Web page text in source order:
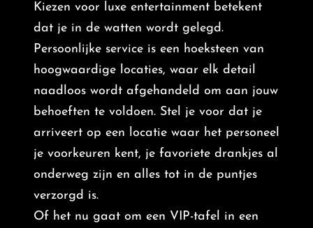
Kiezen voor luxe entertainment betekent
dat je in de watten wordt gelegd.
Persoonlijke service is een hoeksteen van
hoogwaardige locaties, waar elk detail
naadloos wordt afgehandeld om aan jouw
behoeften te voldoen. Stel je voor dat je
arriveert op een locatie waar het personeel
je voorkeuren kent, je favoriete drankjes al
onderweg zijn en alles tot in de puntjes
verzorgd is.
Of het nu gaat om een VIP-tafel in een